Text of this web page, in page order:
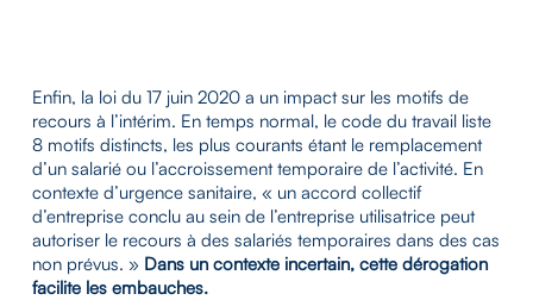
Enfin, la loi du 17 juin 2020 a un impact sur les motifs de
recours à l’intérim. En temps normal, le code du travail liste
8 motifs distincts, les plus courants étant le remplacement
d’un salarié ou l’accroissement temporaire de l’activité. En
contexte d’urgence sanitaire, « un accord collectif
d’entreprise conclu au sein de l’entreprise utilisatrice peut
autoriser le recours à des salariés temporaires dans des cas
non prévus. » Dans un contexte incertain, cette dérogation
facilite les embauches.